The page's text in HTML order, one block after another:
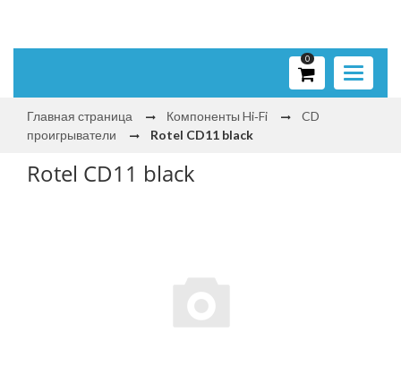
Toggle
0
Главная страница Компоненты Hi‑Fi
CD
проигрыватели
Rotel CD11 black
Rotel CD11 black